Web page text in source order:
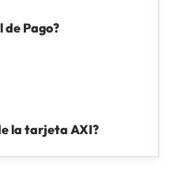
de Pago?
la tarjeta AXI?